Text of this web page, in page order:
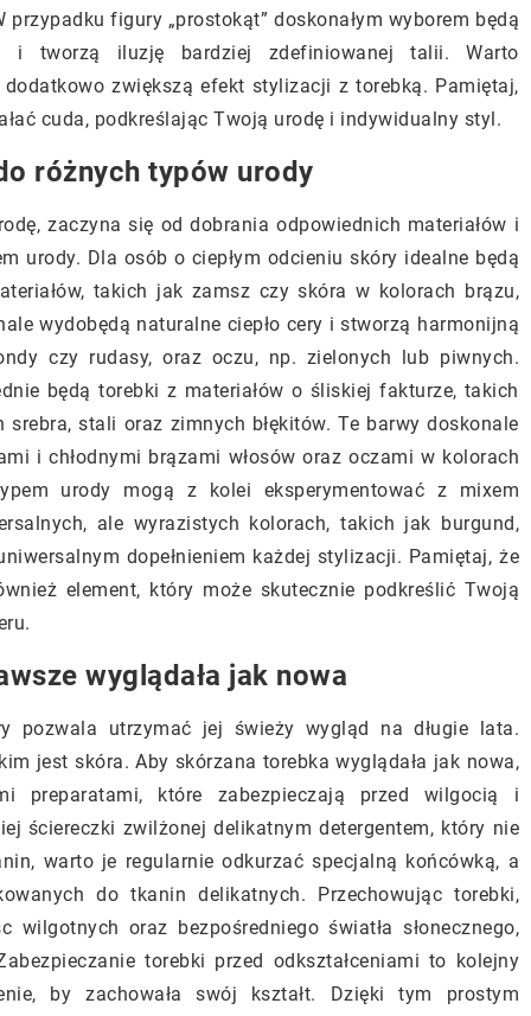
figury „prostokąt” doskonałym wyborem będą
i tworzą iluzję bardziej zdefiniowanej talii. Warto
zwiększą efekt stylizacji z torebką. Pamiętaj,
cuda, podkreślając Twoją urodę i indywidualny styl.
różnych typów urody
zaczyna się od dobrania odpowiednich materiałów i
urody. Dla osób o ciepłym odcieniu skóry idealne będą
takich jak zamsz czy skóra w kolorach brązu,
wydobędą naturalne ciepło cery i stworzą harmonijną
czy rudasy, oraz oczu, np. zielonych lub piwnych.
będą torebki z materiałów o śliskiej fakturze, takich
stali oraz zimnych błękitów. Te barwy doskonale
i chłodnymi brązami włosów oraz oczami w kolorach
urody mogą z kolei eksperymentować z mixem
ale wyrazistych kolorach, takich jak burgund,
dopełnieniem każdej stylizacji. Pamiętaj, że
element, który może skutecznie podkreślić Twoją
wyglądała jak nowa
pozwala utrzymać jej świeży wygląd na długie lata.
jest skóra. Aby skórzana torebka wyglądała jak nowa,
preparatami, które zabezpieczają przed wilgocią i
ściereczki zwilżonej delikatnym detergentem, który nie
warto je regularnie odkurzać specjalną końcówką, a
do tkanin delikatnych. Przechowując torebki,
oraz bezpośredniego światła słonecznego,
torebki przed odkształceniami to kolejny
by zachowała swój kształt. Dzięki tym prostym